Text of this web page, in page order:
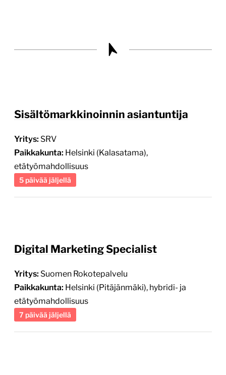
Sisältömarkkinoinnin asiantuntija
Yritys: SRV
Paikkakunta: Helsinki (Kalasatama),
etätyömahdollisuus
5 päivää jäljellä
Digital Marketing Specialist
Yritys: Suomen Rokotepalvelu
Paikkakunta: Helsinki (Pitäjänmäki), hybridi- ja
etätyömahdollisuus
7 päivää jäljellä